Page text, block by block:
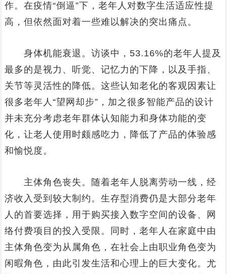
作。在疫情“倒逼”下，老年人对数字生活适应性提
高，但依然面对着一些难以解决的突出痛点。
身体机能衰退。访谈中，53.16%的老年人提及
最多的是视力、听觉、记忆力的下降，以及手指、
关节等灵活性的降低。这些认知老化的客观因素让
很多老年人“望网却步”，加之很多智能产品的设计
并未充分考虑老年群体认知能力和身体功能的变
化，让老人使用时颇感吃力，降低了产品的体验感
和愉悦度。
主体角色丧失。随着老年人脱离劳动一线，经
济收入受到较大制约。生存型消费仍是大部分老年
人的首要选择，用于购买接入数字空间的设备、网
络付费项目的投入受限。同时，老年人在家庭中由
主体角色变为从属角色，在社会上由职业角色变为
闲暇角色，由此引发生活和心理上的巨大变化。尤